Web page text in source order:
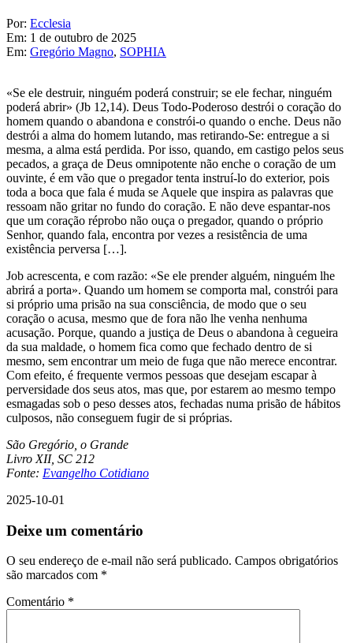
Por: Ecclesia
Em: 1 de outubro de 2025
Em: Gregório Magno, SOPHIA
«Se ele destruir, ninguém poderá construir; se ele fechar, ninguém
poderá abrir» (Jb 12,14). Deus Todo-Poderoso destrói o coração do
homem quando o abandona e constrói-o quando o enche. Deus não
destrói a alma do homem lutando, mas retirando-Se: entregue a si
mesma, a alma está perdida. Por isso, quando, em castigo pelos seus
pecados, a graça de Deus omnipotente não enche o coração de um
ouvinte, é em vão que o pregador tenta instruí-lo do exterior, pois
toda a boca que fala é muda se Aquele que inspira as palavras que
ressoam não gritar no fundo do coração. E não deve espantar-nos
que um coração réprobo não ouça o pregador, quando o próprio
Senhor, quando fala, encontra por vezes a resistência de uma
existência perversa […].
Job acrescenta, e com razão: «Se ele prender alguém, ninguém lhe
abrirá a porta». Quando um homem se comporta mal, constrói para
si próprio uma prisão na sua consciência, de modo que o seu
coração o acusa, mesmo que de fora não lhe venha nenhuma
acusação. Porque, quando a justiça de Deus o abandona à cegueira
da sua maldade, o homem fica como que fechado dentro de si
mesmo, sem encontrar um meio de fuga que não merece encontrar.
Com efeito, é frequente vermos pessoas que desejam escapar à
perversidade dos seus atos, mas que, por estarem ao mesmo tempo
esmagadas sob o peso desses atos, fechadas numa prisão de hábitos
culposos, não conseguem fugir de si próprias.
São Gregório, o Grande
Livro XII, SC 212
Fonte: Evangelho Cotidiano
2025-10-01
Deixe um comentário
O seu endereço de e-mail não será publicado. Campos obrigatórios
são marcados com *
Comentário *